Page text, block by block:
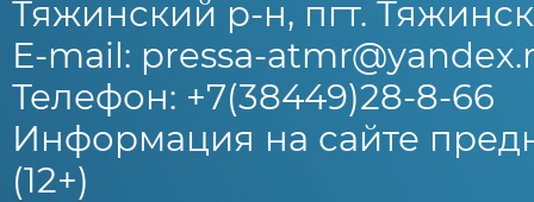
Тяжинский р-н, пгт.
E-mail: pressa-
Телефон: +7(38449)28-8-66
Информация на сайте
(12+)